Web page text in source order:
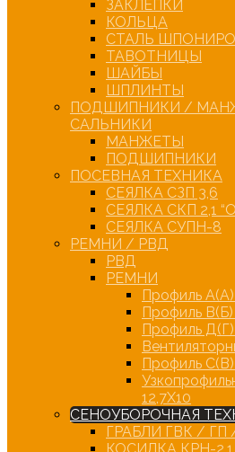
ЗАКЛЕПКИ
КОЛЬЦА
СТАЛЬ
ТАВОТНИЦЫ
ШАЙБЫ
ШПЛИНТЫ
ПОДШИПНИКИ /
САЛЬНИКИ
МАНЖЕТЫ
ПОДШИПНИКИ
ПОСЕВНАЯ ТЕХНИКА
СЕЯЛКА СЗП 3,6
СЕЯЛКА СКП 2,1
СЕЯЛКА СУПН-8
РЕМНИ / РВД
РВД
РЕМНИ
Профиль
Профиль В(Б)
Профиль
Профиль
12,7Х10
СЕНОУБОРОЧНАЯ
ГРАБЛИ ГВК / ГП
КОСИЛКА КРН-